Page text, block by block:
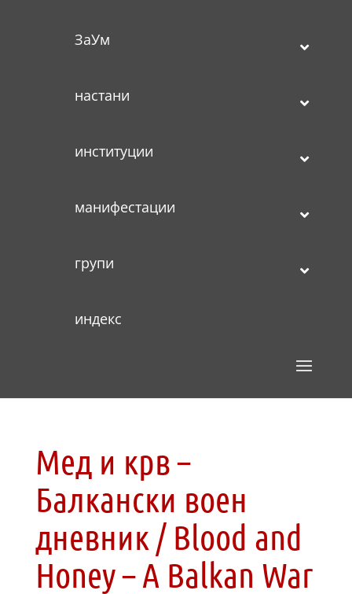
ЗаУм
настани
институции
манифестации
групи
индекс
Мед и крв –
Балкански воен
дневник / Blood and
Honey – A Balkan War